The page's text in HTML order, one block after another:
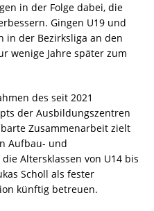
in der Folge dabei, die
Gingen U19 und
in der Bezirksliga an den
wenige Jahre später zum
des seit 2021
der Ausbildungszentren
Zusammenarbeit zielt
Aufbau- und
Altersklassen von U14 bis
Scholl als fester
künftig betreuen.